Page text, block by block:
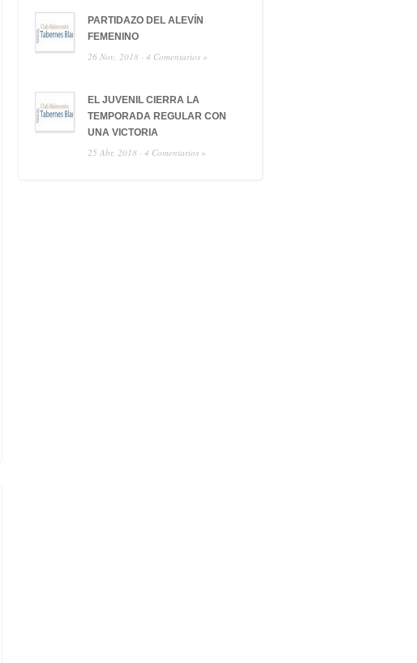
PARTIDAZO DEL ALEVÍN
FEMENINO
26 Nov, 2018 · 4 Comentarios »
EL JUVENIL CIERRA LA
TEMPORADA REGULAR CON
UNA VICTORIA
25 Abr, 2018 · 4 Comentarios »